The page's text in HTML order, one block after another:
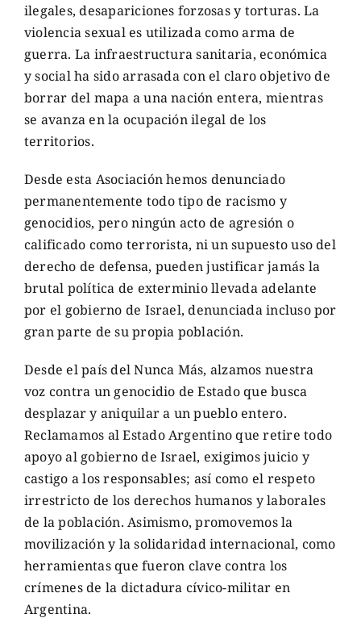
ilegales, desapariciones forzosas y torturas. La
violencia sexual es utilizada como arma de
guerra. La infraestructura sanitaria, económica
y social ha sido arrasada con el claro objetivo de
borrar del mapa a una nación entera, mientras
se avanza en la ocupación ilegal de los
territorios.
Desde esta Asociación hemos denunciado
permanentemente todo tipo de racismo y
genocidios, pero ningún acto de agresión o
calificado como terrorista, ni un supuesto uso del
derecho de defensa, pueden justificar jamás la
brutal política de exterminio llevada adelante
por el gobierno de Israel, denunciada incluso por
gran parte de su propia población.
Desde el país del Nunca Más, alzamos nuestra
voz contra un genocidio de Estado que busca
desplazar y aniquilar a un pueblo entero.
Reclamamos al Estado Argentino que retire todo
apoyo al gobierno de Israel, exigimos juicio y
castigo a los responsables; así como el respeto
irrestricto de los derechos humanos y laborales
de la población. Asimismo, promovemos la
movilización y la solidaridad internacional, como
herramientas que fueron clave contra los
crímenes de la dictadura cívico-militar en
Argentina.